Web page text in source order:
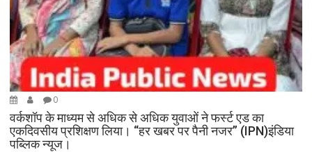
0
वर्कशॉप के माध्यम से अधिक से अधिक युवाओं ने फर्स्ट एड का
एकदिवसीय प्रशिक्षण लिया। “हर खबर पर पैनी नजर” (IPN)इंडिया
पब्लिक न्यूज।